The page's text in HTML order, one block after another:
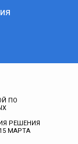
ПО
РЕШЕНИЯ
МАРТА